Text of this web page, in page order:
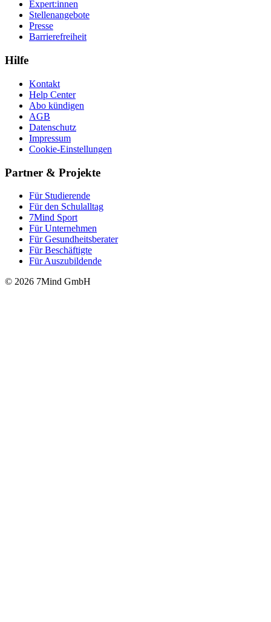
Expert:innen
Stellenangebote
Presse
Barrierefreiheit
Hilfe
Kontakt
Help Center
Abo kündigen
AGB
Datenschutz
Impressum
Cookie-Einstellungen
Partner & Projekte
Für Stu­die­rende
Für den Schulalltag
7Mind Sport
Für Unter­neh­men
Für Gesund­heits­be­ra­ter
Für Beschäftigte
Für Auszubildende
© 2026 7Mind GmbH